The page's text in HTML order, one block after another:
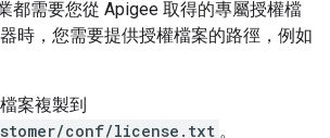
都需要您從 Apigee 取得的專屬授權檔
時，您需要提供授權檔案的路徑，例如
案複製到
conf/license.txt 。